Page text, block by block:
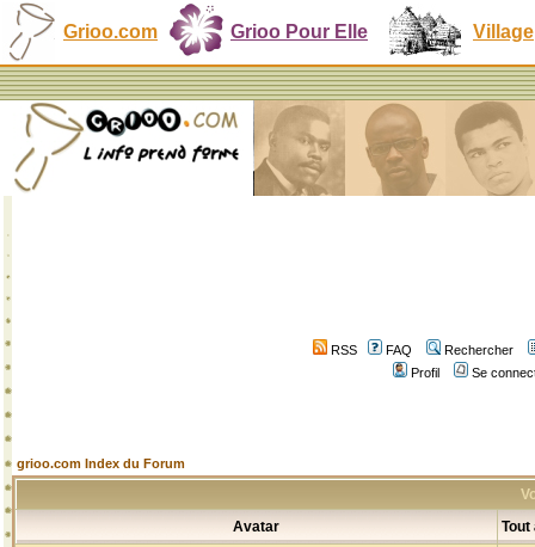
Grioo.com Grioo Pour Elle Village
RSS FAQ
Rechercher
Profil
Se
grioo.com Index du Forum
Avatar
Tout